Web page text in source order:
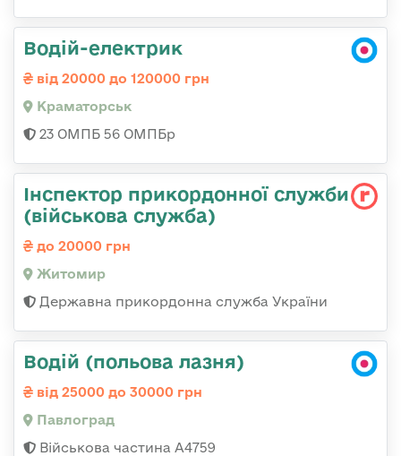
Водій-електрик
від 20000 до 120000 грн
Краматорськ
23 ОМПБ 56 ОМПБр
Інспектор прикордонної служби
(військова служба)
до 20000 грн
Житомир
Державна прикордонна служба України
Водій (польова лазня)
від 25000 до 30000 грн
Павлоград
Військова частина А4759